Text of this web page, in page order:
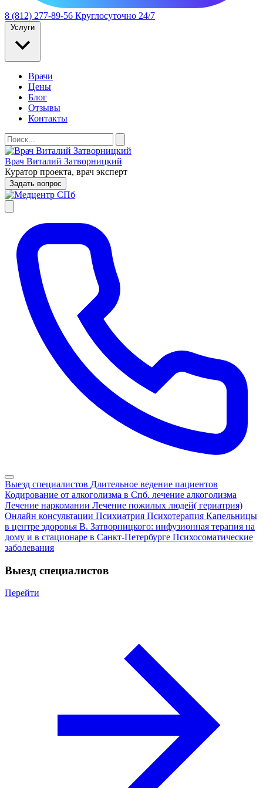
8 (812) 277-89-56 Круглосуточно 24/7
Услуги
Врачи
Цены
Блог
Отзывы
Контакты
Врач Виталий Затворницкий
Куратор проекта, врач эксперт
Задать вопрос
Выезд специалистов Длительное ведение пациентов
Кодирование от алкоголизма в Спб. лечение алкоголизма
Лечение наркомании Лечение пожилых людей( гериатрия)
Онлайн консультации Психиатрия Психотерапия Капельницы
в центре здоровья В. Затворницкого: инфузионная терапия на
дому и в стационаре в Санкт-Петербурге Психосоматические
заболевания
Выезд специалистов
Перейти